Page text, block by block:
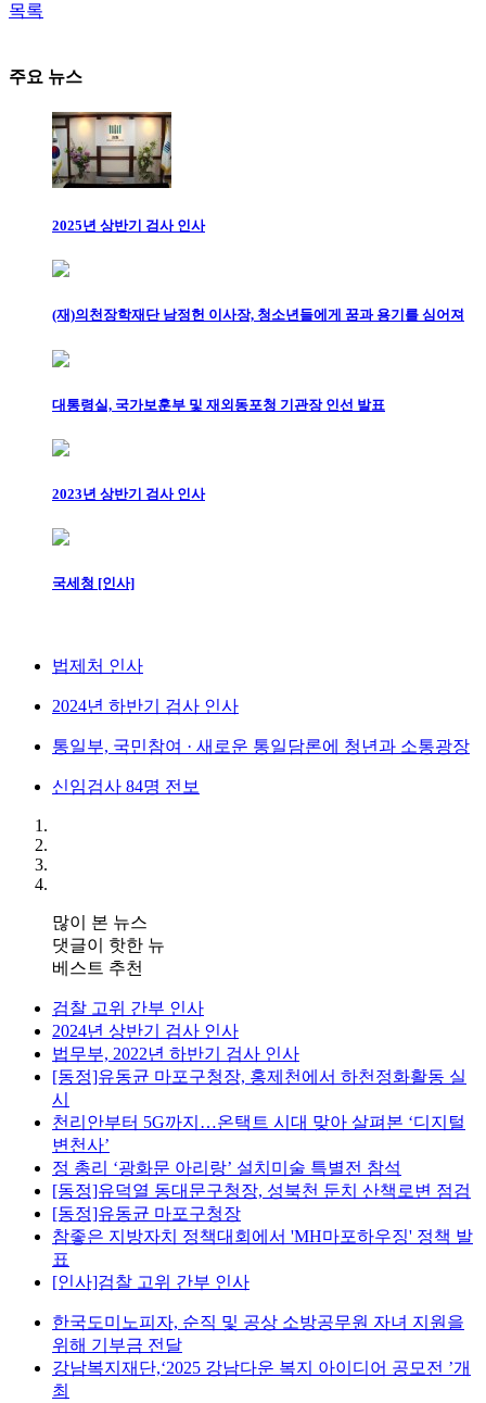
목록
주요 뉴스
2025년 상반기 검사 인사
(재)의천장학재단 남정헌 이사장, 청소년들에게 꿈과 용기를 심어져
대통령실, 국가보훈부 및 재외동포청 기관장 인선 발표
2023년 상반기 검사 인사
국세청 [인사]
법제처 인사
2024년 하반기 검사 인사
통일부, 국민참여 · 새로운 통일담론에 청년과 소통광장
신임검사 84명 전보
많이 본 뉴스
댓글이 핫한 뉴
베스트 추천
검찰 고위 간부 인사
2024년 상반기 검사 인사
법무부, 2022년 하반기 검사 인사
[동정]유동균 마포구청장, 홍제천에서 하천정화활동 실
시
천리안부터 5G까지…온택트 시대 맞아 살펴본 ‘디지털
변천사’
정 총리 ‘광화문 아리랑’ 설치미술 특별전 참석
[동정]유덕열 동대문구청장, 성북천 둔치 산책로변 점검
[동정]유동균 마포구청장
참좋은 지방자치 정책대회에서 'MH마포하우징' 정책 발
표
[인사]검찰 고위 간부 인사
한국도미노피자, 순직 및 공상 소방공무원 자녀 지원을
위해 기부금 전달
강남복지재단,‘2025 강남다운 복지 아이디어 공모전 ’개
최